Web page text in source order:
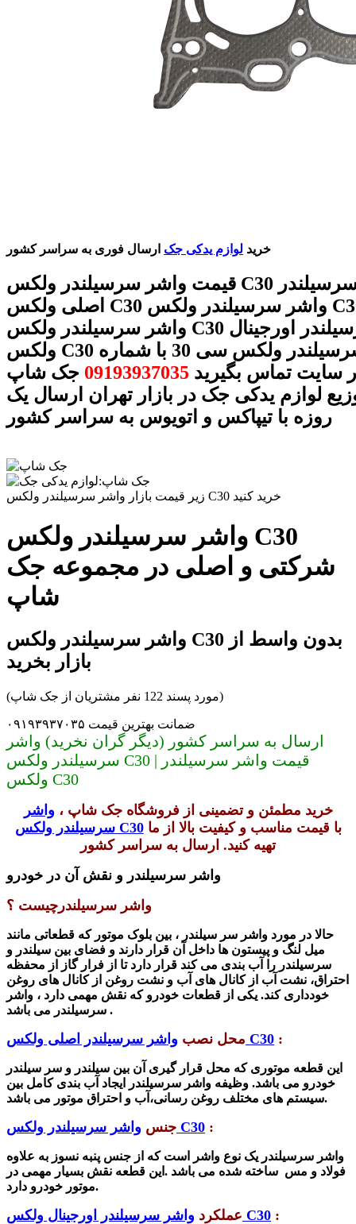
خرید لوازم یدکی جک ارسال فوری به سراسر کشور
قیمت واشر سرسیلندر ولکس C30 واشر سرسیلندر
اصلی ولکس C30 واشر سرسیلندر ولکس C30 بهترین
واشر سرسیلندر ولکس C30 واشر سرسیلندر اورجینال
ولکس C30 واشر سرسیلندر ولکس سی 30 با شماره
سایت تماس بگیرید 09193937035 جک شاپ
لوازم یدکی جک در بازار تهران ارسال یک
روزه با تیپاکس و اتویوس به سراسر کشور
زیر قیمت بازار واشر سرسیلندر ولکس C30 خرید کنید
واشر سرسیلندر ولکس C30
شرکتی و اصلی در مجموعه جک
شاپ
واشر سرسیلندر ولکس C30 بدون واسط از
بازار بخرید
(مورد پسند 122 نفر مشتریان از جک شاپ)
ضمانت بهترین قیمت ۰۹۱۹۳۹۳۷۰۳۵
ارسال به سراسر کشور (دیگر گران نخرید) واشر
سرسیلندر ولکس C30 | قیمت واشر سرسیلندر
ولکس C30
خرید مطمئن و تضمینی از فروشگاه جک شاپ ، واشر
سرسیلندر ولکس C30با قیمت مناسب و کیفیت بالا از ما
تهیه کنید. ارسال به سراسر کشور
واشر سرسیلندر و نقش آن در خودرو
واشر سرسیلندر چیست ؟
حالا در مورد واشر سر سیلندر ، بین بلوک موتور که قطعاتی مانند
میل لنگ و پیستون ها داخل آن قرار دارند و فضای بین سیلندر و
سرسیلندر را آب بندی می کند قرار دارد تا از فرار گاز از محفظه
احتراق، نشت آب از کانال های آب و نشت روغن از کانال های روغن
خودداری کند. یکی از قطعات خودرو که نقش مهمی دارد ، واشر
سرسیلندر می باشد .
محل نصب واشر سرسیلندر اصلی ولکس C30 :
این قطعه موتوری که محل قرار گیری آن بین سیلندر و سر سیلندر
خودرو می باشد. وظیفه واشر سرسیلندر
ایجاد آب بندی کامل بین
سیستم های مختلف روغن رسانی،آب و احتراق موتور می باشد.
جنس واشر سرسیلندر ولکس C30 :
واشر سرسیلندر یک نوع واشر است که از جنس پنبه نسوز به علاوه
فولاد و مس ساخته شده می باشد .این قطعه نقش بسیار مهمی در
موتور خودرو دارد.
عملکرد واشر سرسیلندر اورجینال ولکس C30 :